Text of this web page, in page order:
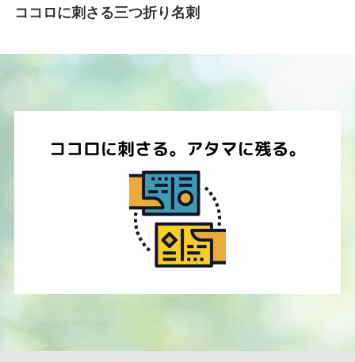
ココロに刺さる三つ折り名刺